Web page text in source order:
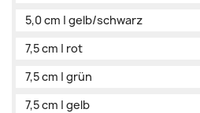
5,0 cm | gelb/schwarz
7,5 cm | rot
7,5 cm | grün
7,5 cm | gelb